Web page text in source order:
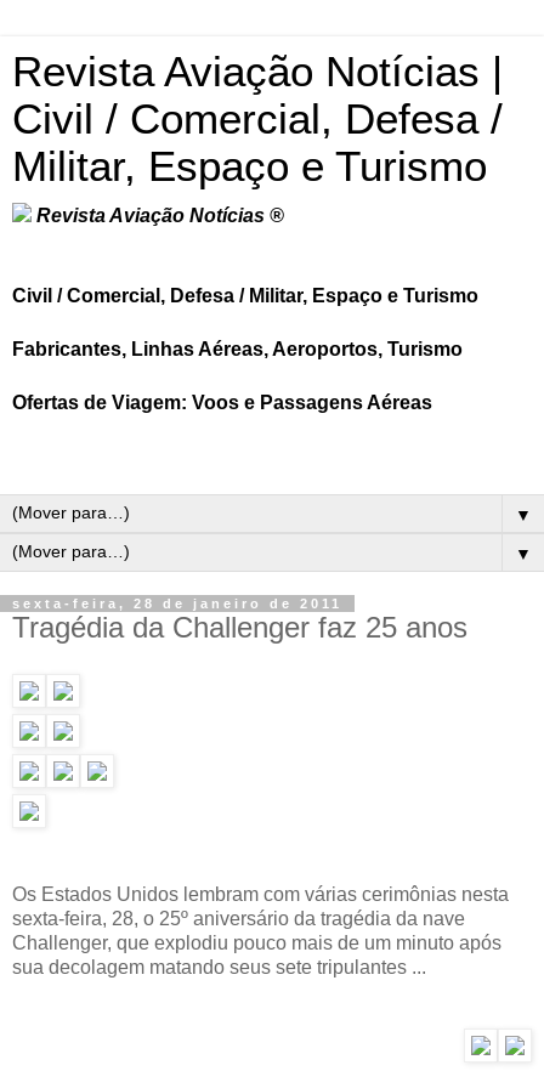
Revista Aviação Notícias |
Civil / Comercial, Defesa /
Militar, Espaço e Turismo
Revista Aviação Notícias ®
Civil / Comercial, Defesa / Militar, Espaço e Turismo
Fabricantes, Linhas Aéreas, Aeroportos, Turismo
Ofertas de Viagem: Voos e Passagens Aéreas
▼
▼
sexta-feira, 28 de janeiro de 2011
Tragédia da Challenger faz 25 anos
Os Estados Unidos lembram com várias cerimônias nesta
sexta-feira, 28, o 25º aniversário da tragédia da nave
Challenger, que explodiu pouco mais de um minuto após
sua decolagem matando seus sete tripulantes ...